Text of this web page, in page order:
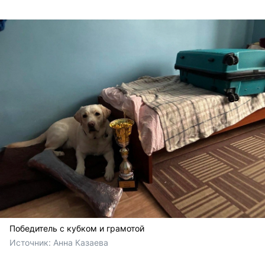
Победитель с кубком и грамотой
Источник: Анна Казаева